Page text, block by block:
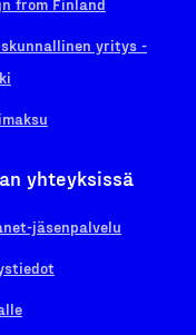
from Finland
yritys -
yhteyksissä
jäsenpalvelu